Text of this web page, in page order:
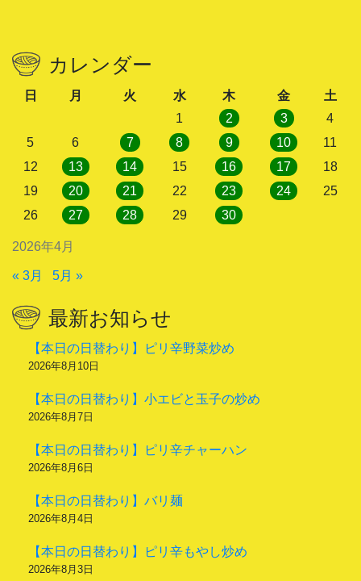
カレンダー
2026年4月
日 月 火 水 木 金
土
1
2 3
4
5
6 7 8 9 10
11
12
13 14 15 16 17
18
19
20 21 22 23 24
25
26
27 28 29 30
« 3月 5月 »
最新お知らせ
【本日の日替わり】ピリ辛野菜炒め
2026年8月10日
【本日の日替わり】小エビと玉子の炒め
2026年8月7日
【本日の日替わり】ピリ辛チャーハン
2026年8月6日
【本日の日替わり】バリ麺
2026年8月4日
【本日の日替わり】ピリ辛もやし炒め
2026年8月3日